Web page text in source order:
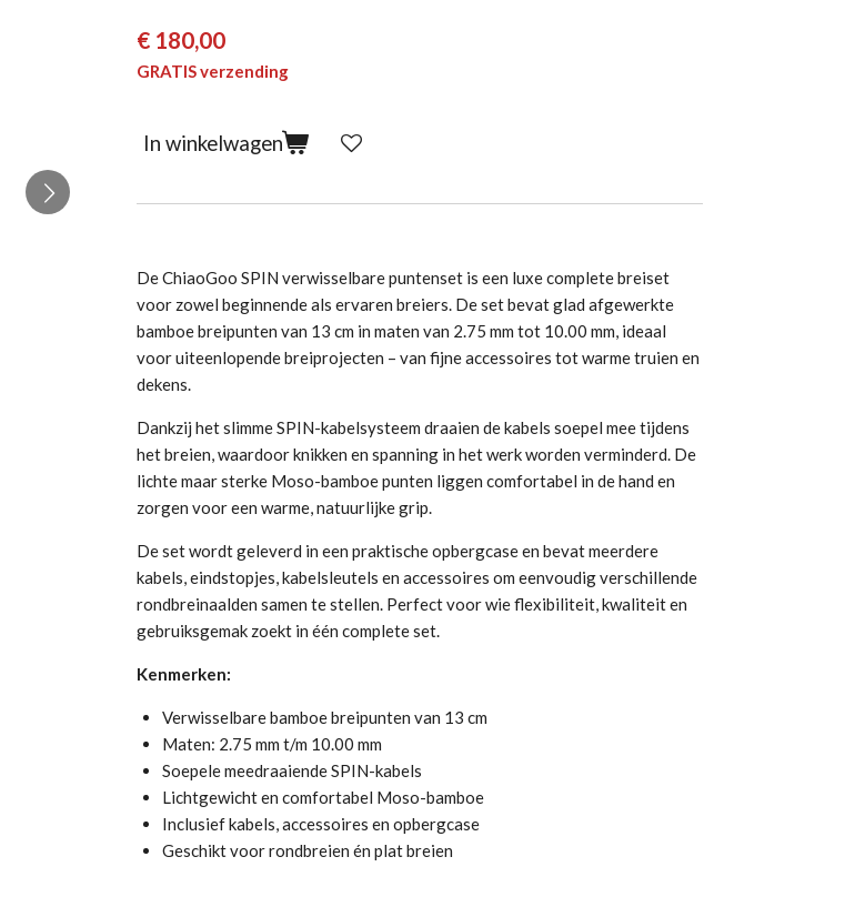
€ 180,00
GRATIS verzending
In winkelwagen
DeChiaoGoo SPIN verwisselbare puntenset is een luxe complete breiset
voor zowel beginnende als ervaren breiers. De set bevat glad afgewerkte
bamboe breipunten van 13 cm in maten van 2.75 mm tot 10.00 mm, ideaal
voor uiteenlopende breiprojecten – van fijne accessoires tot warme truien en
dekens.
Dankzij het slimme SPIN-kabelsysteem draaien de kabels soepel mee tijdens
het breien, waardoor knikken en spanning in het werk worden verminderd. De
lichte maar sterke Moso-bamboe punten liggen comfortabel in de hand en
zorgen voor een warme, natuurlijke grip.
De set wordt geleverd in een praktische opbergcase en bevat meerdere
kabels, eindstopjes, kabelsleutels en accessoires om eenvoudig verschillende
rondbreinaalden samen te stellen. Perfect voor wie flexibiliteit, kwaliteit en
gebruiksgemak zoekt in één complete set.
Kenmerken:
Verwisselbare bamboe breipunten van 13 cm
Maten: 2.75 mm t/m 10.00 mm
Soepele meedraaiende SPIN-kabels
Lichtgewicht en comfortabel Moso-bamboe
Inclusief kabels, accessoires en opbergcase
Geschikt voor rondbreien én plat breien